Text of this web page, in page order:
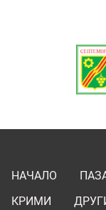
НАЧАЛО
КРИМИ